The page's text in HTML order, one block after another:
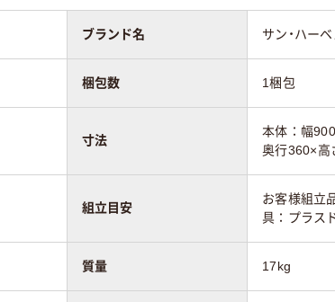
構造体：3年、機構・可
動部：2年、外装・表面
構造
動部
ブランド名 サン・ハー
梱包数 1梱包
寸法
本体：幅
奥行360×高
組立目安
お客様組立
具：プラス
質量 17kg